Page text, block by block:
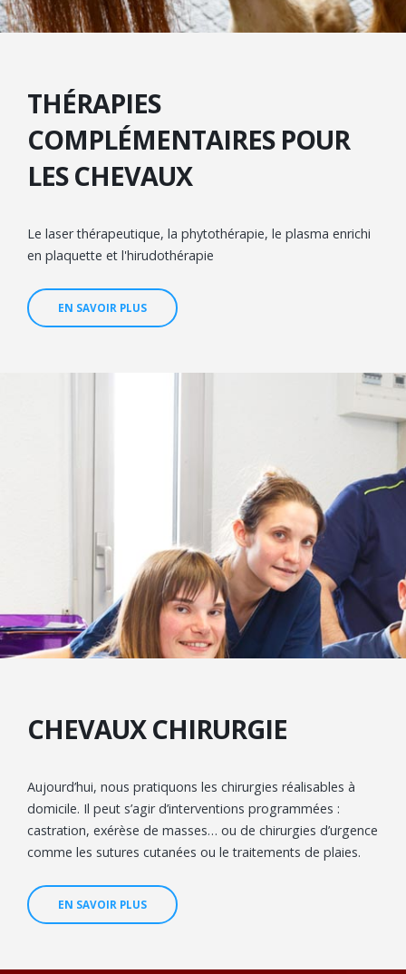
THÉRAPIES
COMPLÉMENTAIRES POUR
LES CHEVAUX
Le laser thérapeutique, la phytothérapie, le plasma enrichi
en plaquette et l'hirudothérapie
EN SAVOIR PLUS
CHEVAUX CHIRURGIE
Aujourd’hui, nous pratiquons les chirurgies réalisables à
domicile. Il peut s’agir d’interventions programmées :
castration, exérèse de masses… ou de chirurgies d’urgence
comme les sutures cutanées ou le traitements de plaies.
EN SAVOIR PLUS